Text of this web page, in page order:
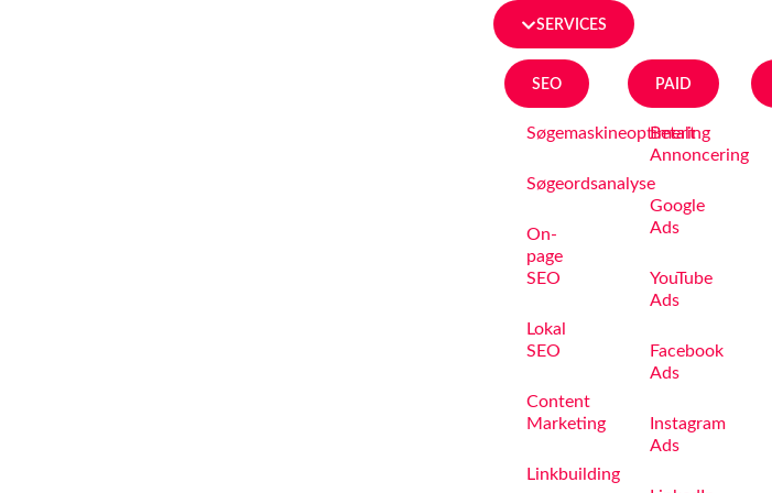
SERVICES
SEO
Søgemaskineoptimering
Søgeordsanalyse
On-
page
SEO
Lokal
SEO
Content
Marketing
Linkbuilding
PAID
Betalt
Annoncering
Google
Ads
YouTube
Ads
Facebook
Ads
Instagram
Ads